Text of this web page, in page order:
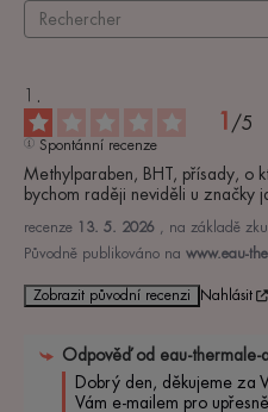
1 /5
Spontánní recenze
Methylparaben, BHT, přísady, o
bychom raději neviděli u značky
recenze 13. 5. 2026 , na základě
Původně publikováno na www.eau-
Zobrazit původní recenzi Nahlásit
Odpověď od eau-thermale-
Dobrý den, děkujeme za
Vám e-mailem pro